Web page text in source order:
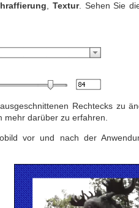
Textur. Sehen Sie
Rechtecks zu
mehr darüber zu erfahren.
vor und nach der